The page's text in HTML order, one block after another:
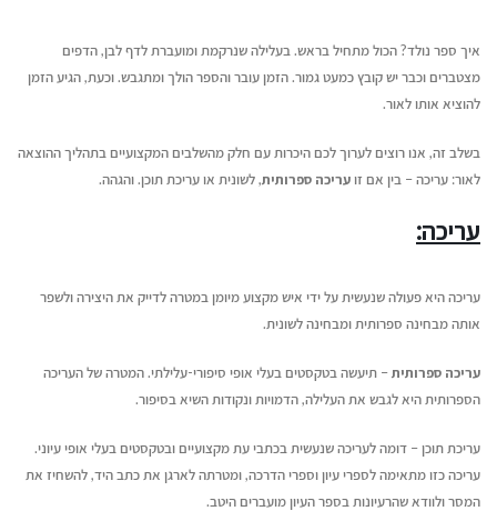
איך ספר נולד? הכול מתחיל בראש. בעלילה שנרקמת ומועברת לדף לבן, הדפים
מצטברים וכבר יש קובץ כמעט גמור. הזמן עובר והספר הולך ומתגבש. וכעת, הגיע הזמן
להוציא אותו לאור.
בשלב זה, אנו רוצים לערוך לכם היכרות עם חלק מהשלבים המקצועיים בתהליך ההוצאה
לאור: עריכה – בין אם זועריכה ספרותית, לשונית או עריכת תוכן. והגהה.
עריכה:
עריכה היא פעולה שנעשית על ידי איש מקצוע מיומן במטרה לדייק את היצירה ולשפר
אותה מבחינה ספרותית ומבחינה לשונית.
עריכה ספרותית– תיעשה בטקסטים בעלי אופי סיפורי-עלילתי. המטרה של העריכה
הספרותית היא לגבש את העלילה, הדמויות ונקודות השיא בסיפור.
עריכת תוכן – דומה לעריכה שנעשית בכתבי עת מקצועיים ובטקסטים בעלי אופי עיוני.
עריכה כזו מתאימה לספרי עיון וספרי הדרכה, ומטרתה לארגן את כתב היד, להשחיז את
המסר ולוודא שהרעיונות בספר העיון מועברים היטב.